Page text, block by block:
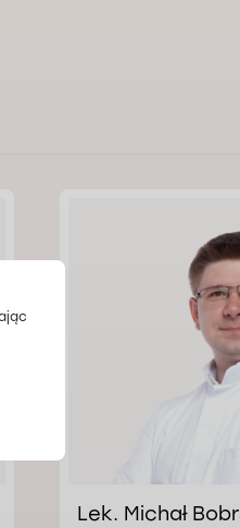
Lek. Michał